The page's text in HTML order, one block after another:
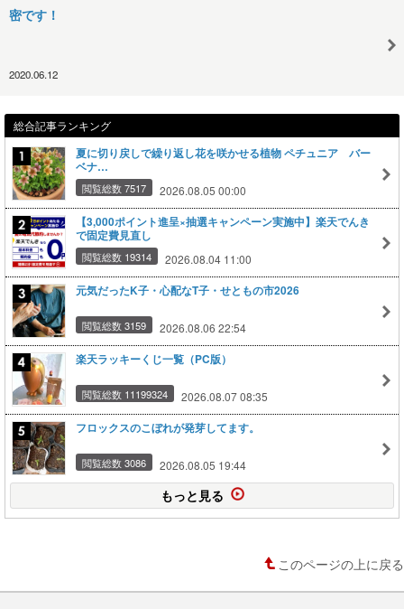
密です！
2020.06.12
総合記事ランキング
夏に切り戻しで繰り返し花を咲かせる植物 ペチュニア バー
ベナ…
閲覧総数 7517 2026.08.05 00:00
【3,000ポイント進呈×抽選キャンペーン実施中】楽天でんき
で固定費見直し
閲覧総数 19314 2026.08.04 11:00
元気だったK子・心配なT子・せともの市2026
閲覧総数 3159 2026.08.06 22:54
楽天ラッキーくじ一覧（PC版）
閲覧総数 11199324 2026.08.07 08:35
フロックスのこぼれが発芽してます。
閲覧総数 3086 2026.08.05 19:44
もっと見る
このページの上に戻る